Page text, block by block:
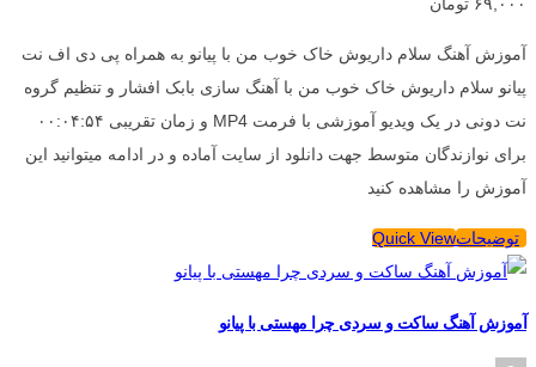
آموزش آهنگ سلام داریوش خاک خوب من با پیانو به همراه پی دی اف نت
پیانو سلام داریوش خاک خوب من با آهنگ سازی بابک افشار و تنظیم گروه
نت دونی در یک ویدیو آموزشی با فرمت MP4 و زمان تقریبی ۰۰:۰۴:۵۴
برای نوازندگان متوسط جهت دانلود از سایت آماده و در ادامه میتوانید این
آموزش را مشاهده کنید
توضیحاتQuick View
آموزش آهنگ ساکت و سردی چرا مهستی با پیانو